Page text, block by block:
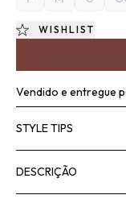
WISHLIST
Vendido e entregue
STYLE TIPS
DESCRIÇÃO